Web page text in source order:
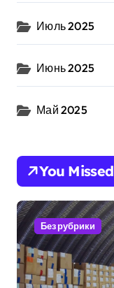
Июль 2025
Июнь 2025
Май 2025
You Missed
Без рубрики